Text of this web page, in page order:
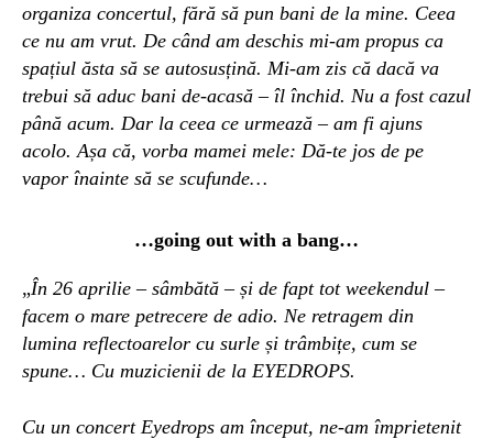
organiza concertul, fără să pun bani de la mine. Ceea
ce nu am vrut. De când am deschis mi-am propus ca
spațiul ăsta să se autosusțină. Mi-am zis că dacă va
trebui să aduc bani de-acasă – îl închid. Nu a fost cazul
până acum. Dar la ceea ce urmează – am fi ajuns
acolo. Așa că, vorba mamei mele: Dă-te jos de pe
vapor înainte să se scufunde…
…going out with a bang…
„În 26 aprilie – sâmbătă – și de fapt tot weekendul –
facem o mare petrecere de adio. Ne retragem din
lumina reflectoarelor cu surle și trâmbițe, cum se
spune… Cu muzicienii de la EYEDROPS.
Cu un concert Eyedrops am început, ne-am împrietenit